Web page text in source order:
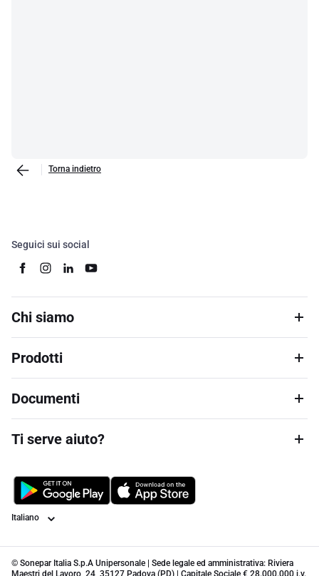
Torna indietro
Seguici sui social
Chi siamo
Prodotti
Documenti
Ti serve aiuto?
Lingua
© Sonepar Italia S.p.A Unipersonale | Sede legale ed amministrativa: Riviera
Maestri del Lavoro, 24, 35127 Padova (PD) | Capitale Sociale € 28.000.000 i.v.